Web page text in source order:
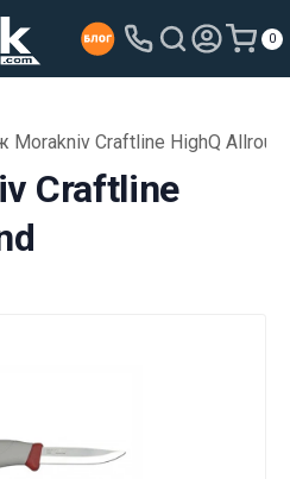
0
Morakniv Craftline HighQ
Craftline